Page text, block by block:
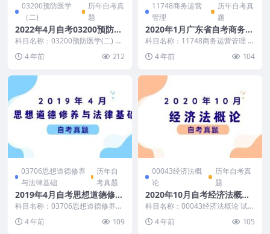
03200预防医学
（二)
历年自考真
题
2022年4月自考03200预防医
学(二)真题无答案
科目名称：03200预防医学(二) 试
考试预防...
4 年前 212
11748商务运营
管理
历年自考真
题
2020年1月广东省自考商务运
营管理真题及答案
科目名称：11748商务运营管理 试
务运营管理...
4 年前 104
03706思想道德修养
与法律基础
历年自
考真题
2019年4月自考思想道德修养
与法律基础真题及答案
科目名称：03706思想道德修养与
等教育自学...
4 年前 109
00043经济法概
论
历年自考真
题
2020年10月自考经济法概论
真题及答案
科目名称：00043经济法概论 试卷
考试经济法...
4 年前 105